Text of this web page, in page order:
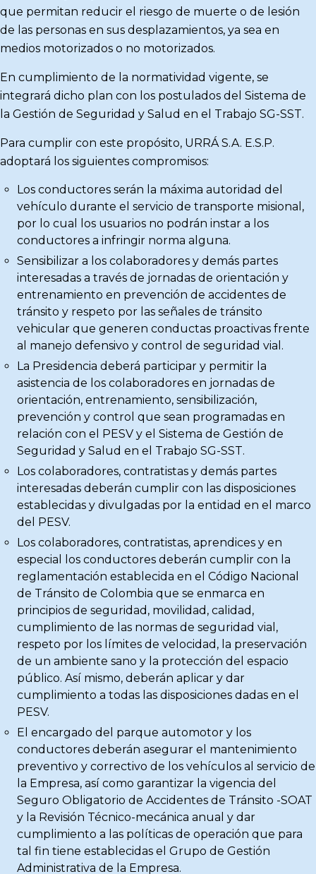
que permitan reducir el riesgo de muerte o de lesión
de las personas en sus desplazamientos, ya sea en
medios motorizados o no motorizados.
En cumplimiento de la normatividad vigente, se
integrará dicho plan con los postulados del Sistema de
la Gestión de Seguridad y Salud en el Trabajo SG-SST.
Para cumplir con este propósito, URRÁ S.A. E.S.P.
adoptará los siguientes compromisos:
Los conductores serán la máxima autoridad del
vehículo durante el servicio de transporte misional,
por lo cual los usuarios no podrán instar a los
conductores a infringir norma alguna.
Sensibilizar a los colaboradores y demás partes
interesadas a través de jornadas de orientación y
entrenamiento en prevención de accidentes de
tránsito y respeto por las señales de tránsito
vehicular que generen conductas proactivas frente
al manejo defensivo y control de seguridad vial.
La Presidencia deberá participar y permitir la
asistencia de los colaboradores en jornadas de
orientación, entrenamiento, sensibilización,
prevención y control que sean programadas en
relación con el PESV y el Sistema de Gestión de
Seguridad y Salud en el Trabajo SG-SST.
Los colaboradores, contratistas y demás partes
interesadas deberán cumplir con las disposiciones
establecidas y divulgadas por la entidad en el marco
del PESV.
Los colaboradores, contratistas, aprendices y en
especial los conductores deberán cumplir con la
reglamentación establecida en el Código Nacional
de Tránsito de Colombia que se enmarca en
principios de seguridad, movilidad, calidad,
cumplimiento de las normas de seguridad vial,
respeto por los límites de velocidad, la preservación
de un ambiente sano y la protección del espacio
público. Así mismo, deberán aplicar y dar
cumplimiento a todas las disposiciones dadas en el
PESV.
El encargado del parque automotor y los
conductores deberán asegurar el mantenimiento
preventivo y correctivo de los vehículos al servicio de
la Empresa, así como garantizar la vigencia del
Seguro Obligatorio de Accidentes de Tránsito -SOAT
y la Revisión Técnico-mecánica anual y dar
cumplimiento a las políticas de operación que para
tal fin tiene establecidas el Grupo de Gestión
Administrativa de la Empresa.